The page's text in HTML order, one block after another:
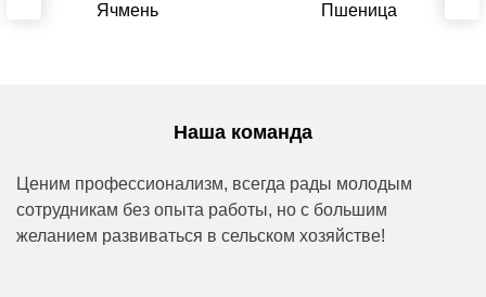
Ячмень Пшеница
Наша команда
Ценим профессионализм, всегда рады молодым
сотрудникам без опыта работы, но с большим
желанием развиваться в сельском хозяйстве!